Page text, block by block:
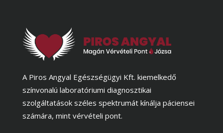
A Piros Angyal Egészségügyi Kft. kiemelkedő
színvonalú laboratóriumi diagnosztikai
szolgáltatások széles spektrumát kínálja páciensei
számára, mint vérvételi pont.